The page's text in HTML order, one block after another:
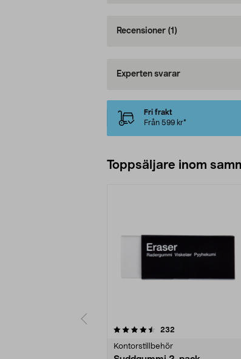
Recensioner (1)
Experten svarar
Fri frakt
Från 599 kr*
Toppsäljare inom
232
Kontorstillbehör
4.5 av 5 stjärnor